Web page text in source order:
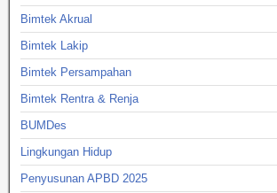
Bimtek Akrual
Bimtek Lakip
Bimtek Persampahan
Bimtek Rentra & Renja
BUMDes
Lingkungan Hidup
Penyusunan APBD 2025